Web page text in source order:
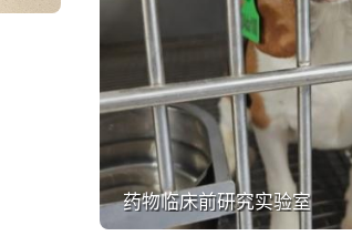
药物临床前研究实验室